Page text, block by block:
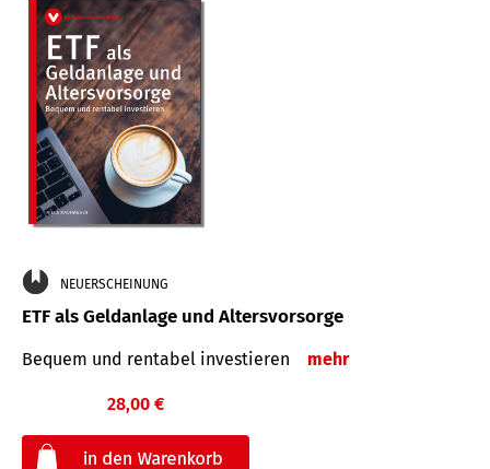
NEUERSCHEINUNG
ETF als Geldanlage und Altersvorsorge
Bequem und rentabel investieren mehr
28,00 €